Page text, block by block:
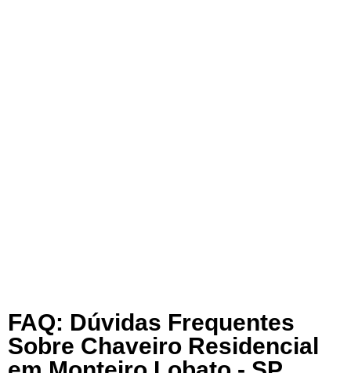
FAQ: Dúvidas Frequentes
Sobre Chaveiro Residencial